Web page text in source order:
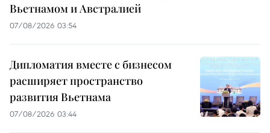
Вьетнамом и Австралией
07/08/2026 03:54
Дипломатия вместе с бизнесом
расширяет пространство
развития Вьетнама
07/08/2026 03:44